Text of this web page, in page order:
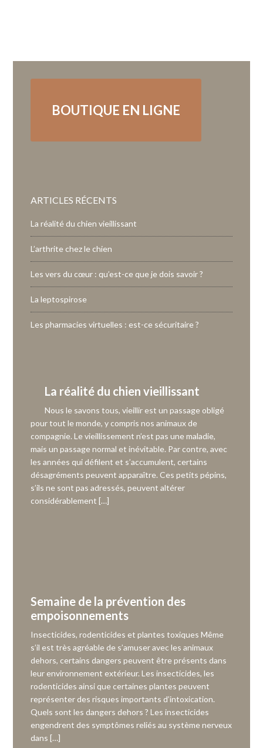
BOUTIQUE EN LIGNE
ARTICLES RÉCENTS
La réalité du chien vieillissant
L’arthrite chez le chien
Les vers du cœur : qu’est-ce que je dois savoir ?
La leptospirose
Les pharmacies virtuelles : est-ce sécuritaire ?
La réalité du chien vieillissant
Nous le savons tous, vieillir est un passage obligé
pour tout le monde, y compris nos animaux de
compagnie. Le vieillissement n’est pas une maladie,
mais un passage normal et inévitable. Par contre, avec
les années qui défilent et s’accumulent, certains
désagréments peuvent apparaître. Ces petits pépins,
s’ils ne sont pas adressés, peuvent altérer
considérablement […]
Semaine de la prévention des
empoisonnements
Insecticides, rodenticides et plantes toxiques Même
s’il est très agréable de s’amuser avec les animaux
dehors, certains dangers peuvent être présents dans
leur environnement extérieur. Les insecticides, les
rodenticides ainsi que certaines plantes peuvent
représenter des risques importants d’intoxication.
Quels sont les dangers dehors ? Les insecticides
engendrent des symptômes reliés au système nerveux
dans […]